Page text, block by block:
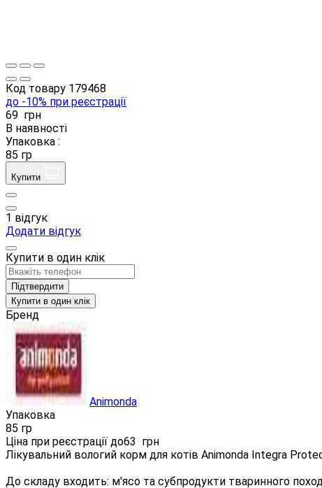
Код товару 179468
до -10% при реєстрації
69 грн
В наявності
Упаковка :
85 гр
Купити
1 відгук
Додати відгук
Купити в один клік
Підтвердити
Купити в один клік
Бренд
Animonda
Упаковка
85 гр
Ціна при реєстрації до63 грн
Лікувальний вологий корм для котів Animonda Integra
До складу входить: м'ясо та субпродукти тваринного